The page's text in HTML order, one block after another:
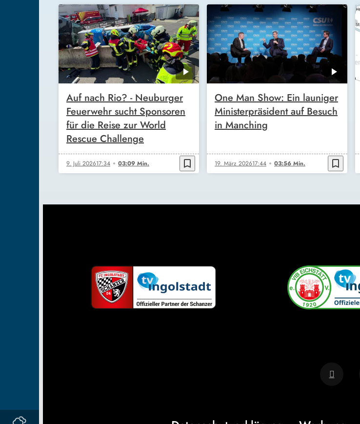
Auf nach Rio? - Neuburger
Feuerwehr sucht Sponsoren
für die Reise zur World
Rescue Challenge
9. Juli 202617:34 03:09 Min. bookmark_border
One Man Show: Ein launiger
Ministerpräsident auf Besuch
in Manching
19. März 202617:44 03:56 Min. bookmark_border